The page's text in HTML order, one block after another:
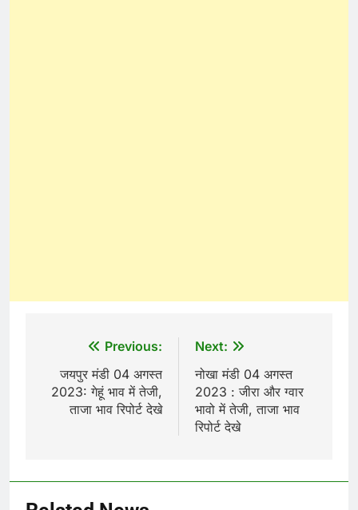
navigation
Previous:
जयपुर मंडी 04 अगस्त
2023: गेहूं भाव में तेजी,
ताजा भाव रिपोर्ट देखे
Next:
नोखा मंडी 04 अगस्त
2023 : जीरा और ग्वार
भावो में तेजी, ताजा भाव
रिपोर्ट देखे